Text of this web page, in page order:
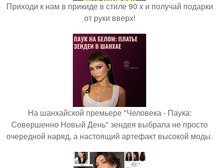
Приходи к нам в прикиде в стиле 90 х и получай подарки
от руки вверх!
На шанхайской премьере "Человека - Паука:
Совершенно Новый День" зендея выбрала не просто
очередной наряд, а настоящий артефакт высокой моды.